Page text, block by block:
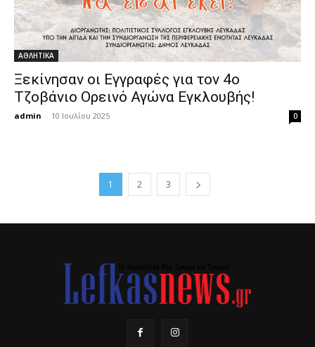
ΑΘΛΗΤΙΚΑ
Ξεκίνησαν οι Εγγραφές για τον 4ο
Τζοβάνιο Ορεινό Αγώνα Εγκλουβής!
admin - 10 Ιουλίου 2025 0
1 2 3